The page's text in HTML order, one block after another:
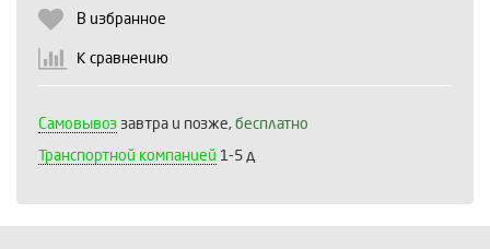
В избранное
К сравнению
Самовывоз завтра и позже, бесплатно
Транспортной компанией 1-5 д